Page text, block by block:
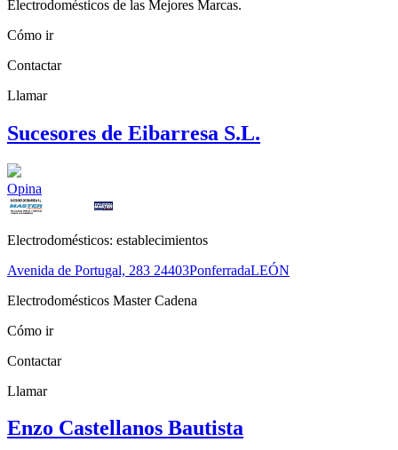
Electrodomésticos de las Mejores Marcas.
Cómo ir
Contactar
Llamar
Sucesores de Eibarresa S.L.
Opina
Electrodomésticos: establecimientos
Avenida de Portugal, 283 24403PonferradaLEÓN
Electrodomésticos Master Cadena
Cómo ir
Contactar
Llamar
Enzo Castellanos Bautista